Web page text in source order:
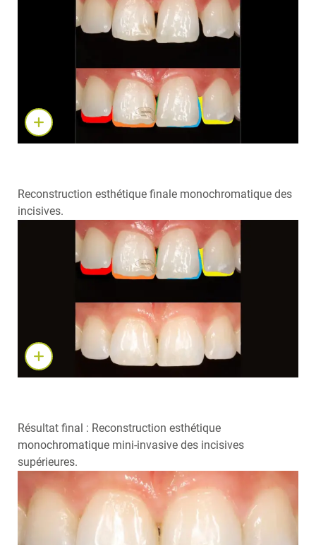
Reconstruction esthétique finale monochromatique des
incisives.
Résultat final : Reconstruction esthétique
monochromatique mini-invasive des incisives
supérieures.